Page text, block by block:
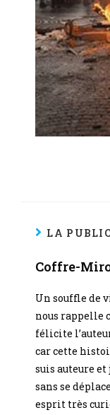
LA
Coffre-
Un souffle de
nous rappelle
félicite
car cette
suis auteure et
sans se
esprit très